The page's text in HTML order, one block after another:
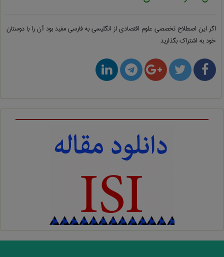
اگر این اصطلاح تخصصی علوم اقتصادی از انگلیسی به فارسیمفید بود آن را با دوستان
خود به اشتراک بگذارید